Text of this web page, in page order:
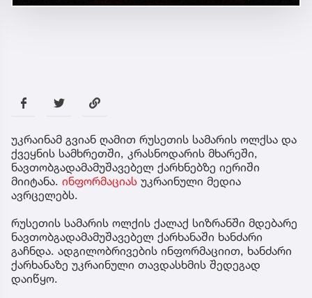
უკრაინამ გვიან ღამით რუსეთის სამარის ოლქსა და
ქვეყნის სამხრეთში, კრასნოდარის მხარეში,
ნავთობგადამამუშავებელ ქარხნებზე იერიში
მიიტანა. ინფორმაციას უკრაინული მედია
ავრცელებს.
რუსეთის სამარის ოლქის ქალაქ სიზრანში მდებარე
ნავთობგადამამუშავებელ ქარხანაში ხანძარი
გაჩნდა. ადგილობრივების ინფორმაციით, ხანძარი
ქარხანაზე უკრაინული თავდასხმის შედეგად
დაიწყო.